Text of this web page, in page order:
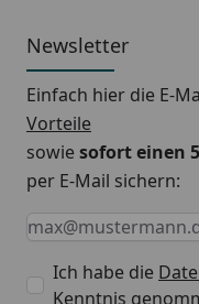
Newsletter
Einfach hier die E-
Vorteile
sowiesofort einen
per E-Mail sichern:
Keine Eingabe
Eingabe erforderlich
E-Mail *
Ich habe die
Kenntnis